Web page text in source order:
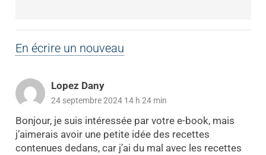
En écrire un nouveau
Lopez Dany
24 septembre 2024 14 h 24 min
Bonjour, je suis intéressée par votre e-book, mais
j’aimerais avoir une petite idée des recettes
contenues dedans, car j’ai du mal avec les recettes